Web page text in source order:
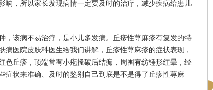
响，所以家长发现病情一定要及时的治疗，减少疾病给患儿
，该病不易治疗，是小儿多发病。丘疹性荨麻疹有复发的特
病医院皮肤科医生给我们讲解，丘疹性荨麻疹的症状表现，
色丘疹，顶端常有小疱搔破后结痂，周围有纺锤形红晕，经
症状来准确、及时的鉴别自己到底是不是得了丘疹性荨麻